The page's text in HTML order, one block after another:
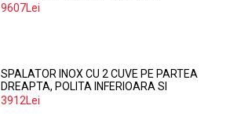
9607Lei
SPALATOR INOX CU 2 CUVE PE PARTEA
DREAPTA, POLITA INFERIOARA SI
SPATIU MASINA SPALAT 160*70*85
3912Lei